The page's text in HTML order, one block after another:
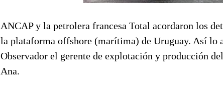
ANCAP y la petrolera francesa Total acordaron los
la plataforma offshore (marítima) de Uruguay. Así lo
Observador el gerente de explotación y producción
Ana.